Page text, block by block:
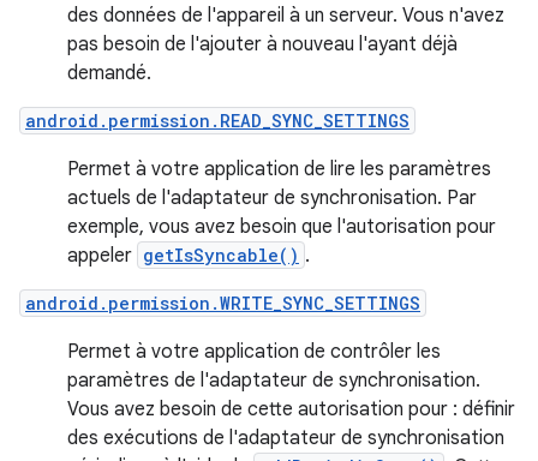
des données de l'appareil à un serveur. Vous n'avez
pas besoin de l'ajouter à nouveau l'ayant déjà
demandé.
android.permission.READ_SYNC_SETTINGS
Permet à votre application de lire les paramètres
actuels de l'adaptateur de synchronisation. Par
exemple, vous avez besoin que l'autorisation pour
appeler getIsSyncable() .
android.permission.WRITE_SYNC_SETTINGS
Permet à votre application de contrôler les
paramètres de l'adaptateur de synchronisation.
Vous avez besoin de cette autorisation pour : définir
des exécutions de l'adaptateur de synchronisation